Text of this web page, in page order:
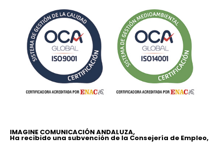
IMAGINE COMUNICACIÓN ANDALUZA,
Ha recibido una subvención de la Consejería de Empleo,